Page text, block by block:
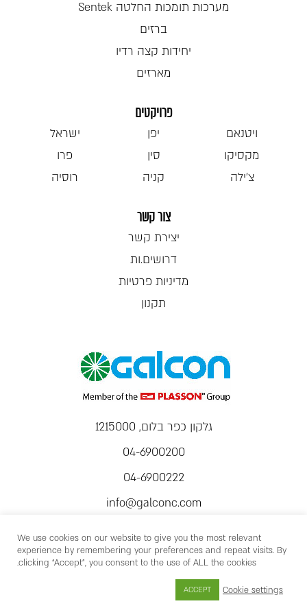
מערכות תומכות החלטה Sentek
ברזים
יחידות קצה רדיו
מארזים
פרויקטים
ויטנאם יפן
ישראל
מקסיקו
סין
פרו
צ'ילה
קניה רוסיה
צור קשר
יצירת קשר
דרושים.ות
מדיניות פרטיות
תקנון
גלקון כפר בלום, 1215000
04-6900200
04-6900222
info@galconc.com
We use cookies on our website to give you the most relevant
experience by remembering your preferences and repeat visits. By
clicking “Accept”, you consent to the use of ALL the cookies.
Cookie settings
ACCEPT